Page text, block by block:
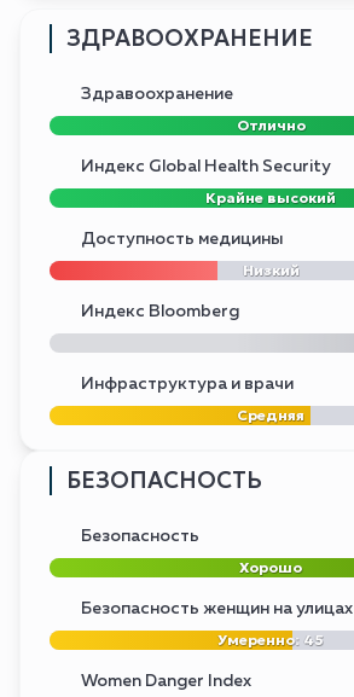
ЗДРАВООХРАНЕНИЕ
Здравоохранение
Отлично
Индекс Global Health Security
Крайне высокий
Доступность медицины
Низкий
Индекс Bloomberg
Инфраструктура и врачи
Средняя
БЕЗОПАСНОСТЬ
Безопасность
Хорошо
Безопасность женщин на улицах
Умеренно: 45
Women Danger Index